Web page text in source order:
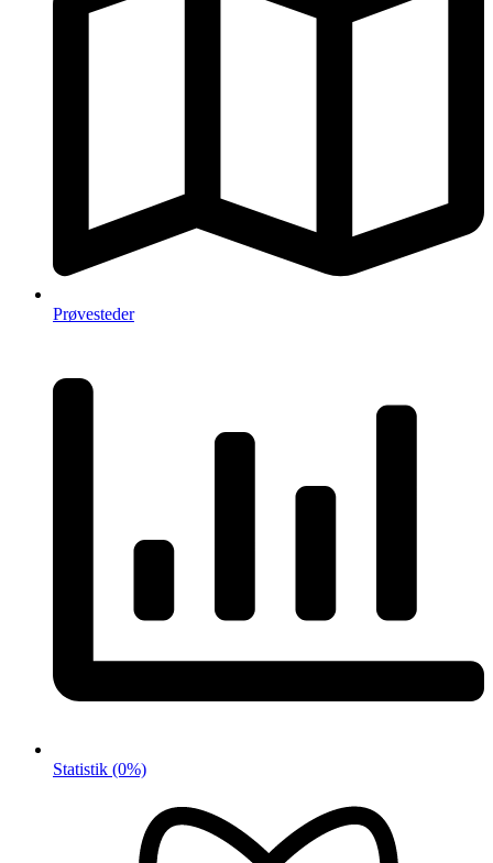
Prøvesteder
Statistik (0%)